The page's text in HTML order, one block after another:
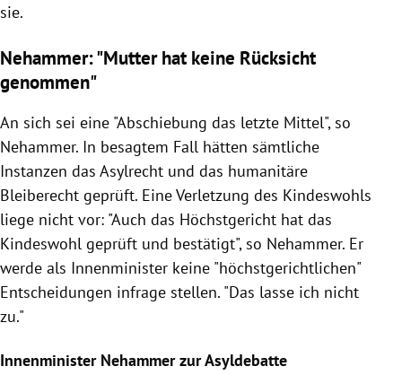
sie.
Nehammer:"Mutter hat keine Rücksicht
genommen"
An sich sei eine "Abschiebung das letzte Mittel", so
Nehammer. In besagtem Fall hätten sämtliche
Instanzen das Asylrecht und das humanitäre
Bleiberecht geprüft. Eine Verletzung des Kindeswohls
liege nicht vor: "Auch das Höchstgericht hat das
Kindeswohl geprüft und bestätigt", so Nehammer. Er
werde als Innenminister keine "höchstgerichtlichen"
Entscheidungen infrage stellen. "Das lasse ich nicht
zu."
Innenminister Nehammer zur Asyldebatte